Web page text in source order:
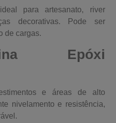
para artesanato, river
decorativas. Pode ser
de cargas.
Epóxi
e áreas de alto
nivelamento e resistência,